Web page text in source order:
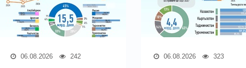
06.08.2026 242 06.08.2026 323